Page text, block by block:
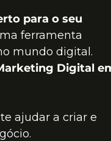
para o seu
ferramenta
mundo digital.
Digital
ajudar a criar e